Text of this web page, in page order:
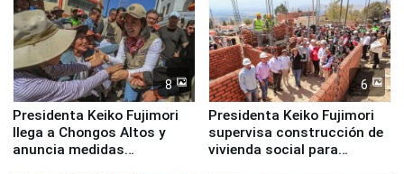
8
Presidenta Keiko Fujimori
llega a Chongos Altos y
anuncia medidas
6
Presidenta Keiko Fujimori
supervisa construcción de
vivienda social para